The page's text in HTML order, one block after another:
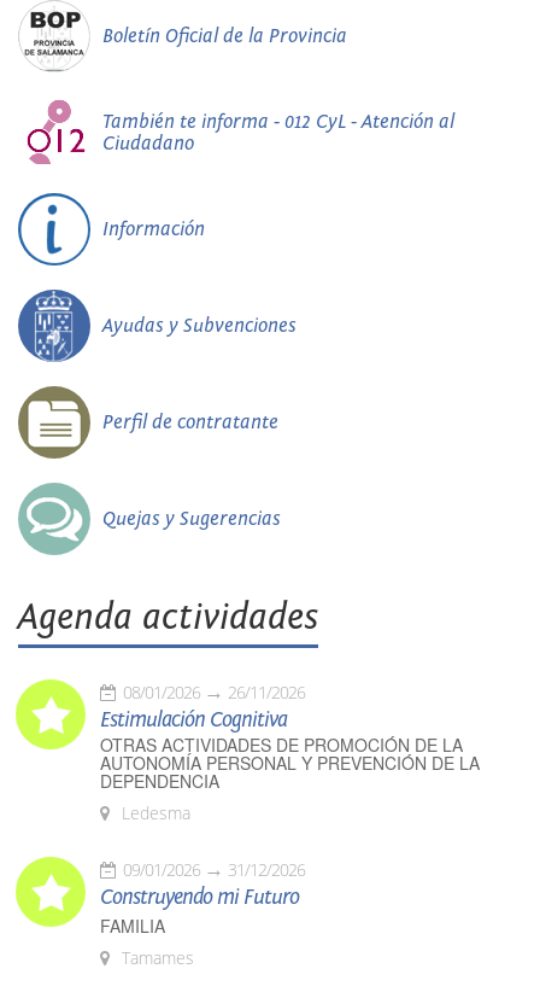
Boletín Oficial de la Provincia
También te informa - 012 CyL - Atención al
Ciudadano
Información
Ayudas y Subvenciones
Perfil de contratante
Quejas y Sugerencias
Agenda actividades
08/01/2026 26/11/2026
Estimulación Cognitiva
OTRAS ACTIVIDADES DE PROMOCIÓN DE LA
AUTONOMÍA PERSONAL Y PREVENCIÓN DE LA
DEPENDENCIA
Ledesma
09/01/2026 31/12/2026
Construyendo mi Futuro
FAMILIA
Tamames